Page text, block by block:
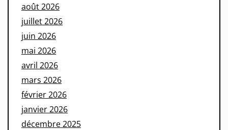
août 2026
juillet 2026
juin 2026
mai 2026
avril 2026
mars 2026
février 2026
janvier 2026
décembre 2025